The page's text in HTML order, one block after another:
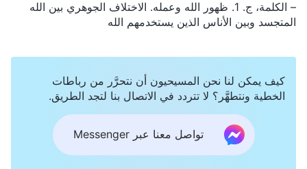
– الكلمة، ج. 1. ظهور الله وعمله. الاختلاف الجوهري بين الله
المتجسد وبين الأناس الذين يستخدمهم الله
كيف يمكن لنا نحن المسيحيون أن نتحرَّر من رباطات
الخطية ونتطهَّر؟ لا تتردد في الاتصال بنا لتجد الطريق.
تواصل معنا عبر Messenger